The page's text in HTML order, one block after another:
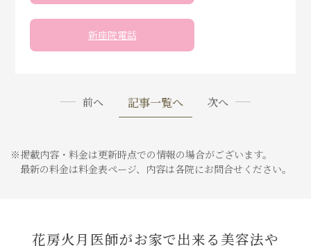
新座院電話
前へ 記事一覧へ 次へ
※掲載内容・料金は更新時点での情報の場合がございます。
最新の料金は料金表ページ、内容は各院にお問合せください。
花房火月医師がお家で出来る美容法や